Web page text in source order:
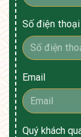
Số điện thoại
Email
Quý khách